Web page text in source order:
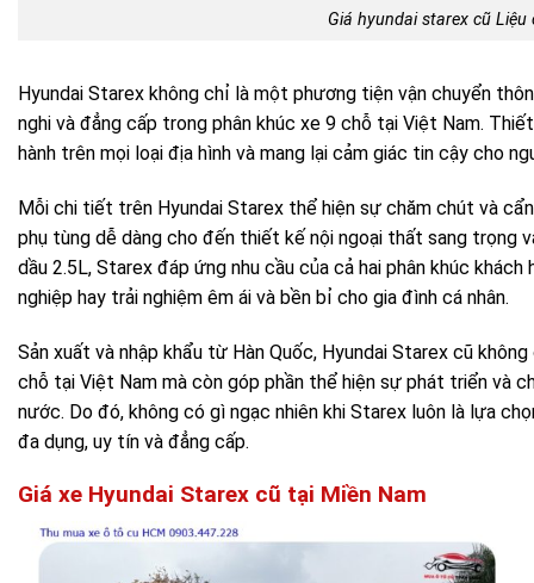
Giá hyundai starex cũ Liệu
Hyundai Starex không chỉ là một phương tiện vận chuyển
nghi và đẳng cấp trong phân khúc xe 9 chỗ tại Việt Nam.
hành trên mọi loại địa hình và mang lại cảm giác tin cậy cho
Mỗi chi tiết trên Hyundai Starex thể hiện sự chăm chút và
phụ tùng dễ dàng cho đến thiết kế nội ngoại thất sang trọng
dầu 2.5L, Starex đáp ứng nhu cầu của cả hai phân khúc
nghiệp hay trải nghiệm êm ái và bền bỉ cho gia đình cá nhân.
Sản xuất và nhập khẩu từ Hàn Quốc, Hyundai Starex cũ
chỗ tại Việt Nam mà còn góp phần thể hiện sự phát triển và
nước. Do đó, không có gì ngạc nhiên khi Starex luôn là lựa
đa dụng, uy tín và đẳng cấp.
Giá xe Hyundai Starex cũ tại Miền Nam